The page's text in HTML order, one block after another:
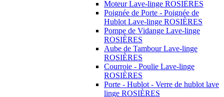
Moteur Lave-linge ROSIÈRES
Poignée de Porte - Poignée de
Hublot Lave-linge ROSIÈRES
Pompe de Vidange Lave-linge
ROSIÈRES
Aube de Tambour Lave-linge
ROSIÈRES
Courroie - Poulie Lave-linge
ROSIÈRES
Porte - Hublot - Verre de hublot lave
linge ROSIÈRES